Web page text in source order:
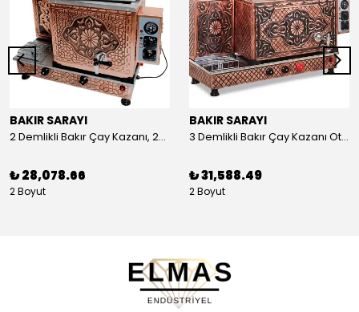
BAKIR SARAYI
2 Demlikli Bakır Çay Kazanı, 25 Litre
₺ 28,078.66
2 Boyut
BAKIR SARAYI
3 Demlikli Bakır Çay Kazanı Otomatik, 30 Litre
₺ 31,588.49
2 Boyut